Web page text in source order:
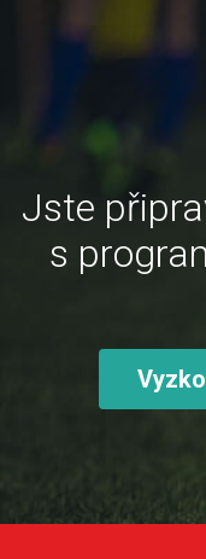
Jste
s